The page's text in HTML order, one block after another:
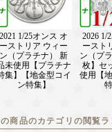
2021 1/25オンス オ
ーストリア ウィー
ン（プラチナ） 新
未使用【プラチナ
集】【地金型コイ
ン特集】
2026 1/
ースト
ン（プ
枚】セ
使用【
の商品のカテゴリの閲覧